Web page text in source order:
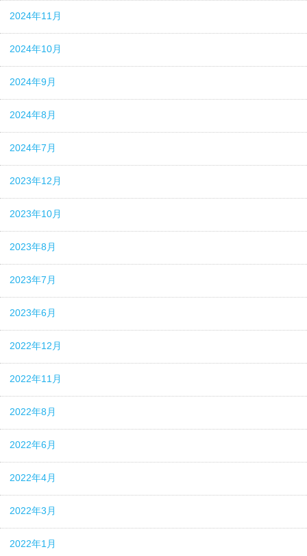
2024年11月
2024年10月
2024年9月
2024年8月
2024年7月
2023年12月
2023年10月
2023年8月
2023年7月
2023年6月
2022年12月
2022年11月
2022年8月
2022年6月
2022年4月
2022年3月
2022年1月